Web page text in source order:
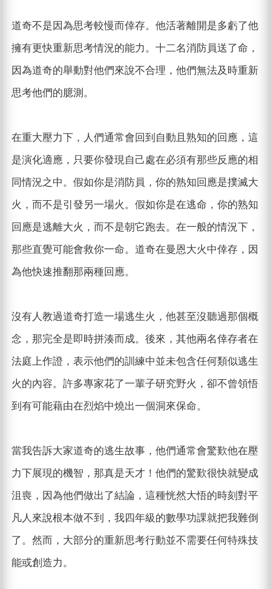
道奇不是因為思考較慢而倖存。他活著離開是多虧了他
擁有更快重新思考情況的能力。十二名消防員送了命，
因為道奇的舉動對他們來說不合理，他們無法及時重新
思考他們的臆測。
在重大壓力下，人們通常會回到自動且熟知的回應，這
是演化適應，只要你發現自己處在必須有那些反應的相
同情況之中。假如你是消防員，你的熟知回應是撲滅大
火，而不是引發另一場火。假如你是在逃命，你的熟知
回應是逃離大火，而不是朝它跑去。在一般的情況下，
那些直覺可能會救你一命。道奇在曼恩大火中倖存，因
為他快速推翻那兩種回應。
沒有人教過道奇打造一場逃生火，他甚至沒聽過那個概
念，那完全是即時拼湊而成。後來，其他兩名倖存者在
法庭上作證，表示他們的訓練中並未包含任何類似逃生
火的內容。許多專家花了一輩子研究野火，卻不曾領悟
到有可能藉由在烈焰中燒出一個洞來保命。
當我告訴大家道奇的逃生故事，他們通常會驚歎他在壓
力下展現的機智，那真是天才！他們的驚歎很快就變成
沮喪，因為他們做出了結論，這種恍然大悟的時刻對平
凡人來說根本做不到，我四年級的數學功課就把我難倒
了。然而，大部分的重新思考行動並不需要任何特殊技
能或創造力。